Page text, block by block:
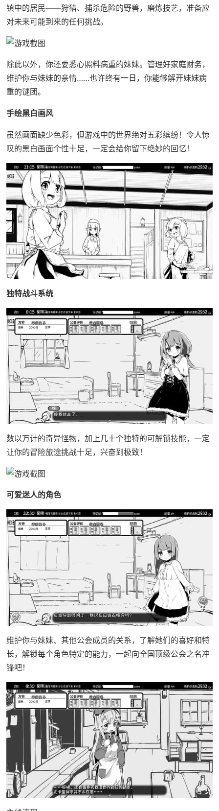
镇中的居民——狩猎、捕杀危险的野兽，磨炼技艺，准备应
对未来可能到来的任何挑战。
除此以外，你还要悉心照料病重的妹妹。管理好家庭财务，
维护你与妹妹的亲情……也许终有一日，你能够解开妹妹病
重的谜团。
手绘黑白画风
虽然画面缺少色彩，但游戏中的世界绝对五彩缤纷！令人惊
叹的黑白画面个性十足，一定会给你留下绝妙的回忆！
独特战斗系统
数以万计的奇异怪物，加上几十个独特的可解锁技能，一定
让你的冒险旅途挑战十足，兴奋到极致！
可爱迷人的角色
维护你与妹妹、其他公会成员的关系，了解她们的喜好和特
长，解锁每个角色特定的能力，一起向全国顶级公会之名冲
锋吧！